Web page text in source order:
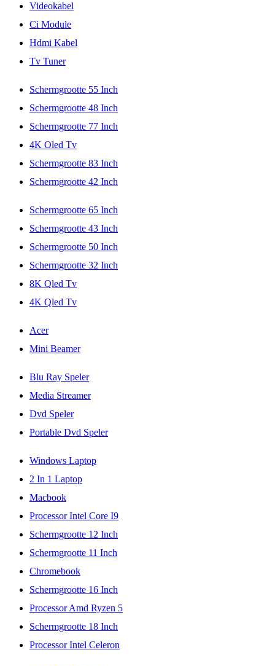
Videokabel
Ci Module
Hdmi Kabel
Tv Tuner
Schermgrootte 55 Inch
Schermgrootte 48 Inch
Schermgrootte 77 Inch
4K Oled Tv
Schermgrootte 83 Inch
Schermgrootte 42 Inch
Schermgrootte 65 Inch
Schermgrootte 43 Inch
Schermgrootte 50 Inch
Schermgrootte 32 Inch
8K Qled Tv
4K Qled Tv
Acer
Mini Beamer
Blu Ray Speler
Media Streamer
Dvd Speler
Portable Dvd Speler
Windows Laptop
2 In 1 Laptop
Macbook
Processor Intel Core I9
Schermgrootte 12 Inch
Schermgrootte 11 Inch
Chromebook
Schermgrootte 16 Inch
Processor Amd Ryzen 5
Schermgrootte 18 Inch
Processor Intel Celeron